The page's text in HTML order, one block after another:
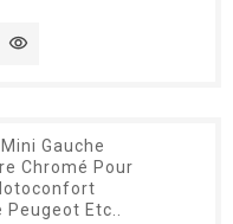
visibility
Gauche
Chromé Pour
Peugeot Etc..